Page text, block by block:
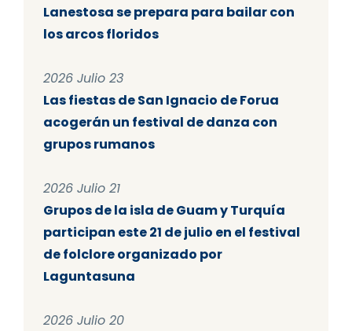
Lanestosa se prepara para bailar con
los arcos floridos
2026 Julio 23
Las fiestas de San Ignacio de Forua
acogerán un festival de danza con
grupos rumanos
2026 Julio 21
Grupos de la isla de Guam y Turquía
participan este 21 de julio en el festival
de folclore organizado por
Laguntasuna
2026 Julio 20